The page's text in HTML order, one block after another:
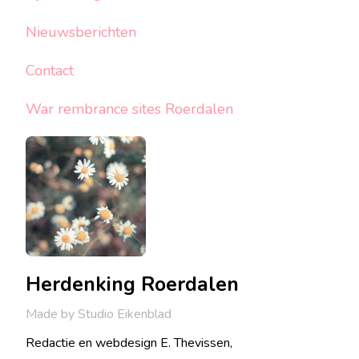
Nieuwsberichten
Contact
War rembrance sites Roerdalen
Herdenking Roerdalen
Made by Studio Eikenblad
Redactie en webdesign E. Thevissen,